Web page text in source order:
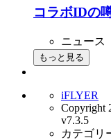
コラボIDの
ニュース
もっと見る
iFLYER
Copyright
v7.3.5
カテゴリ